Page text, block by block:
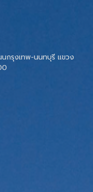
กรุงเทพ-นนทบุรี แขวง